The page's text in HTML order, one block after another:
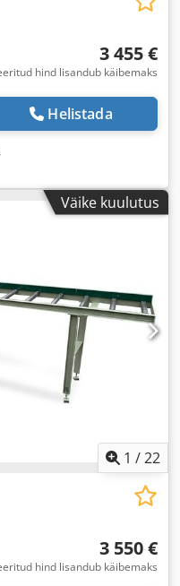
3 455 €
hind lisandub käibemaks
Helistada
,
Väike kuulutus
1 /22
3 550 €
hind lisandub käibemaks